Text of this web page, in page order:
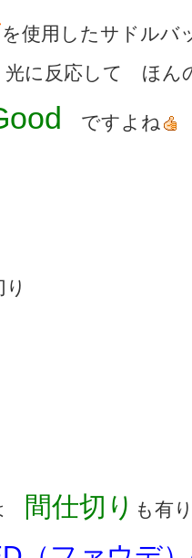
を使用したサドル
に反応して ほん
ですよね
間仕切り も有